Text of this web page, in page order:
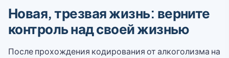
Новая, трезвая жизнь: верните
контроль над своей жизнью
После прохождения кодирования от алкоголизма на